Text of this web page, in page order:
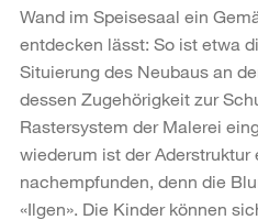
Wand im Speisesaal ein
entdecken lässt: So ist etwa
Situierung des Neubaus an
dessen Zugehörigkeit zur
Rastersystem der Malerei
wiederum ist der
nachempfunden, denn die
«Ilgen». Die Kinder können